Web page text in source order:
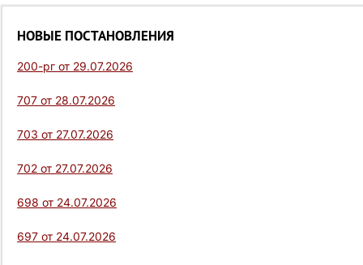
НОВЫЕ ПОСТАНОВЛЕНИЯ
200-рг от 29.07.2026
707 от 28.07.2026
703 от 27.07.2026
702 от 27.07.2026
698 от 24.07.2026
697 от 24.07.2026